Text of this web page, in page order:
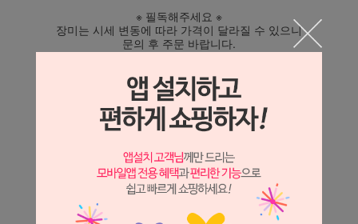
※ 필독해주세요 ※
장미는 시세 변동에 따라 가격이 달라질 수 있으니
문의 후 주문 바랍니다.